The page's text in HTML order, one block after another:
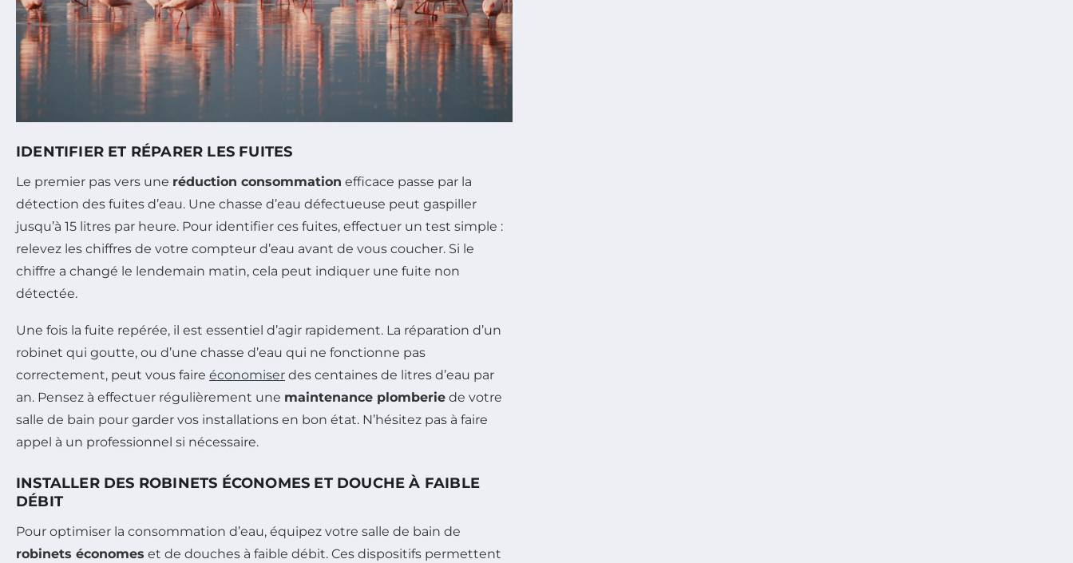
IDENTIFIER ET RÉPARER LES FUITES
Le premier pas vers une réduction consommation efficace passe par la
détection des fuites d’eau. Une chasse d’eau défectueuse peut gaspiller
jusqu’à 15 litres par heure. Pour identifier ces fuites, effectuer un test simple :
relevez les chiffres de votre compteur d’eau avant de vous coucher. Si le
chiffre a changé le lendemain matin, cela peut indiquer une fuite non
détectée.
Une fois la fuite repérée, il est essentiel d’agir rapidement. La réparation d’un
robinet qui goutte, ou d’une chasse d’eau qui ne fonctionne pas
correctement, peut vous faire économiser des centaines de litres d’eau par
an. Pensez à effectuer régulièrement une maintenance plomberie de votre
salle de bain pour garder vos installations en bon état. N’hésitez pas à faire
appel à un professionnel si nécessaire.
INSTALLER DES ROBINETS ÉCONOMES ET DOUCHE À FAIBLE
DÉBIT
Pour optimiser la consommation d’eau, équipez votre salle de bain de
robinets économes et de douches à faible débit. Ces dispositifs permettent